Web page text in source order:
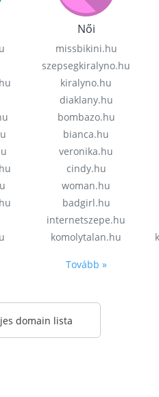
Női
missbikini.hu
szepsegkiralyno.hu
kiralyno.hu
diaklany.hu
bombazo.hu
bianca.hu
veronika.hu
cindy.hu
woman.hu
badgirl.hu
internetszepe.hu
komolytalan.hu
Tovább »
domain lista